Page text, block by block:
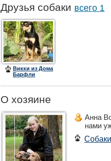
Друзья собаки всего 1
Викки из Дома
Барфли
О хозяине
Анна
нами
Собаки